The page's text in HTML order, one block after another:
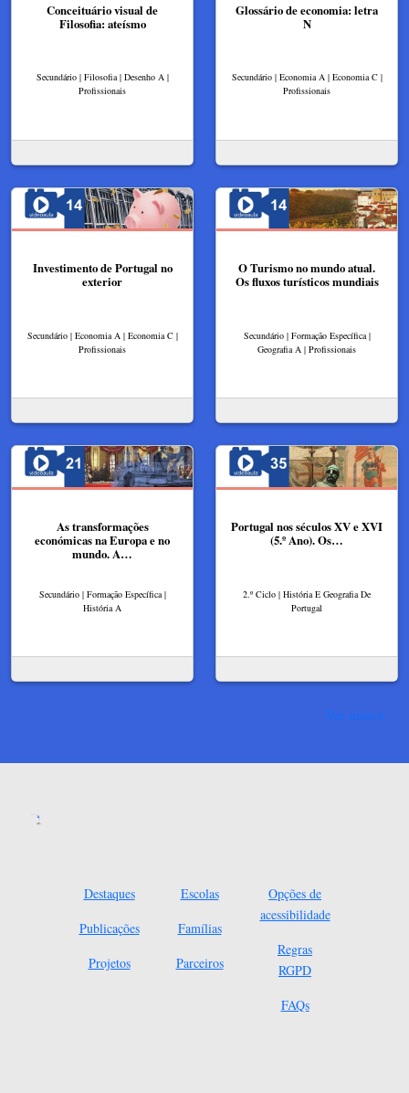
Conceituário visual de
Filosofia: ateísmo
Secundário | Filosofia | Desenho A |
Profissionais
Glossário de economia: letra
N
Secundário | Economia A | Economia C |
Profissionais
Investimento de Portugal no
exterior
Secundário | Economia A | Economia C |
Profissionais
O Turismo no mundo atual.
Os fluxos turísticos mundiais
Secundário | Formação Específica |
Geografia A | Profissionais
As transformações
económicas na Europa e no
mundo. A…
Secundário | Formação Específica |
História A
Portugal nos séculos XV e XVI
(5.º Ano). Os…
2.º Ciclo | História E Geografia De
Portugal
Ver mais
Destaques
Publicações
Projetos
Escolas
Famílias
Parceiros
Opções de
acessibilidade
Regras
RGPD
FAQs